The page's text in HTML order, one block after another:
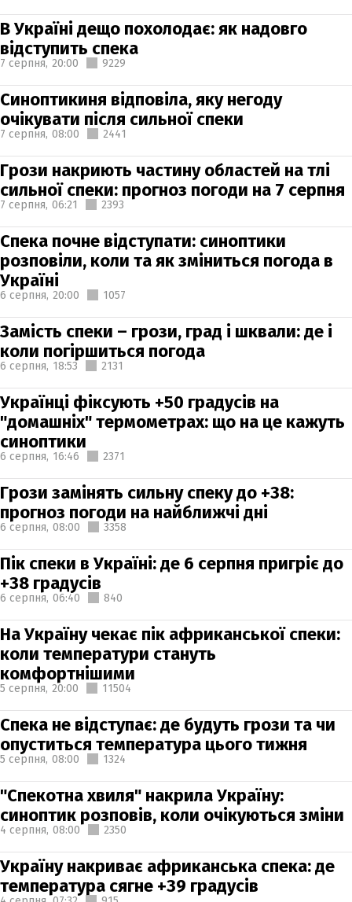
В Україні дещо похолодає: як надовго
відступить спека
7 серпня, 20:00 9229
Синоптикиня відповіла, яку негоду
очікувати після сильної спеки
7 серпня, 08:00 2441
Грози накриють частину областей на тлі
сильної спеки: прогноз погоди на 7 серпня
7 серпня, 06:21 2393
Спека почне відступати: синоптики
розповіли, коли та як зміниться погода в
Україні
6 серпня, 20:00 1057
Замість спеки – грози, град і шквали: де і
коли погіршиться погода
6 серпня, 18:53 2131
Українці фіксують +50 градусів на
"домашніх" термометрах: що на це кажуть
синоптики
6 серпня, 16:46 2371
Грози замінять сильну спеку до +38:
прогноз погоди на найближчі дні
6 серпня, 08:00 3358
Пік спеки в Україні: де 6 серпня пригріє до
+38 градусів
6 серпня, 06:40 840
На Україну чекає пік африканської спеки:
коли температури стануть
комфортнішими
5 серпня, 20:00 11504
Спека не відступає: де будуть грози та чи
опуститься температура цього тижня
5 серпня, 08:00 1324
"Спекотна хвиля" накрила Україну:
синоптик розповів, коли очікуються зміни
4 серпня, 08:00 2350
Україну накриває африканська спека: де
температура сягне +39 градусів